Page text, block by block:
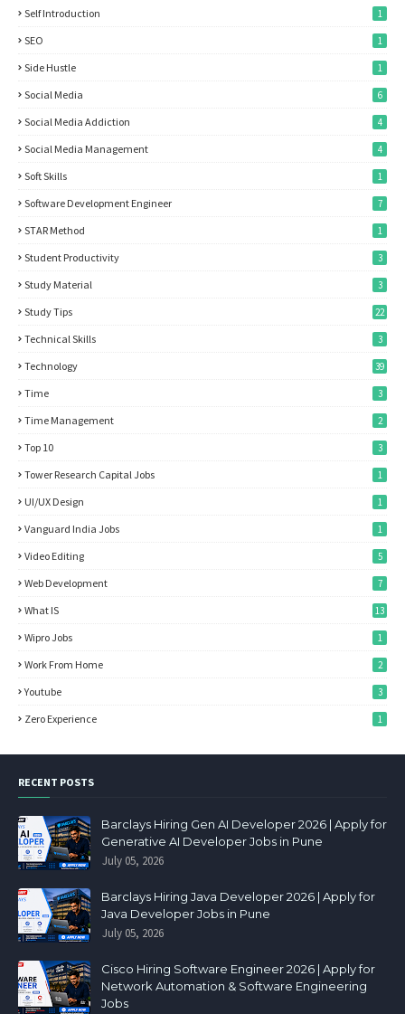
Self Introduction 1
SEO 1
Side Hustle 1
Social Media 6
Social Media Addiction 4
Social Media Management 4
Soft Skills 1
Software Development Engineer 7
STAR Method 1
Student Productivity 3
Study Material 3
Study Tips 22
Technical Skills 3
Technology 39
Time 3
Time Management 2
Top 10 3
Tower Research Capital Jobs 1
UI/UX Design 1
Vanguard India Jobs 1
Video Editing 5
Web Development 7
What IS 13
Wipro Jobs 1
Work From Home 2
Youtube 3
Zero Experience 1
RECENT POSTS
Barclays Hiring Gen AI Developer 2026 | Apply for
Generative AI Developer Jobs in Pune
July 05, 2026
Barclays Hiring Java Developer 2026 | Apply for
Java Developer Jobs in Pune
July 05, 2026
Cisco Hiring Software Engineer 2026 | Apply for
Network Automation & Software Engineering
Jobs